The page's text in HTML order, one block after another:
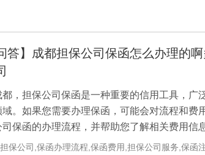
答】成都担保公司保函怎么办理的
都，担保公司保函是一种重要的信用工具，广
域。如果您需要办理保函，可能会对流程和费
司保函的办理流程，并帮助您了解相关费用信
出具的一种担保文件，用于保证被担保人...
保公司,保函办理流程,保函费用,担保公司服务,保函